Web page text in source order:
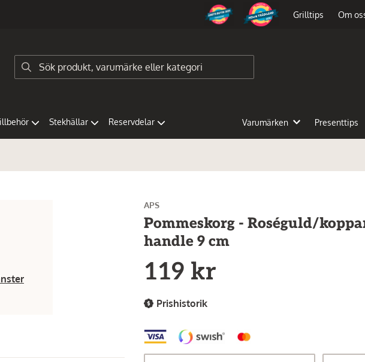
Grilltips Om
Stekhällar Reservdelar Varumärken Presenttips
APS
Pommeskorg - Roséguld/
handle 9 cm
119 kr
Prishistorik